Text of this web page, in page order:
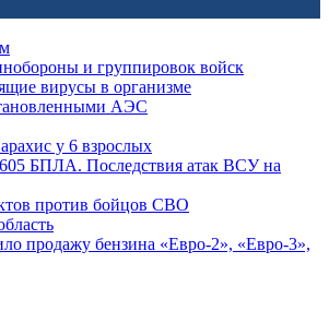
и группировок войск
вирусы в организме
АЭС
у 6 взрослых
605 БПЛА. Последствия атак ВСУ на
против бойцов СВО
продажу бензина «Евро-2», «Евро-3»,